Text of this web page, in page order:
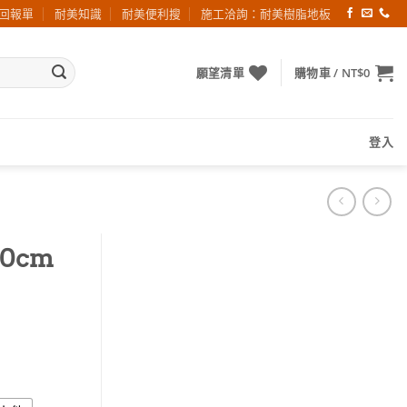
報單 耐美知識 耐美便利搜 施工洽詢：耐美樹脂地板
願望清單 購物車 / NT$0
登入